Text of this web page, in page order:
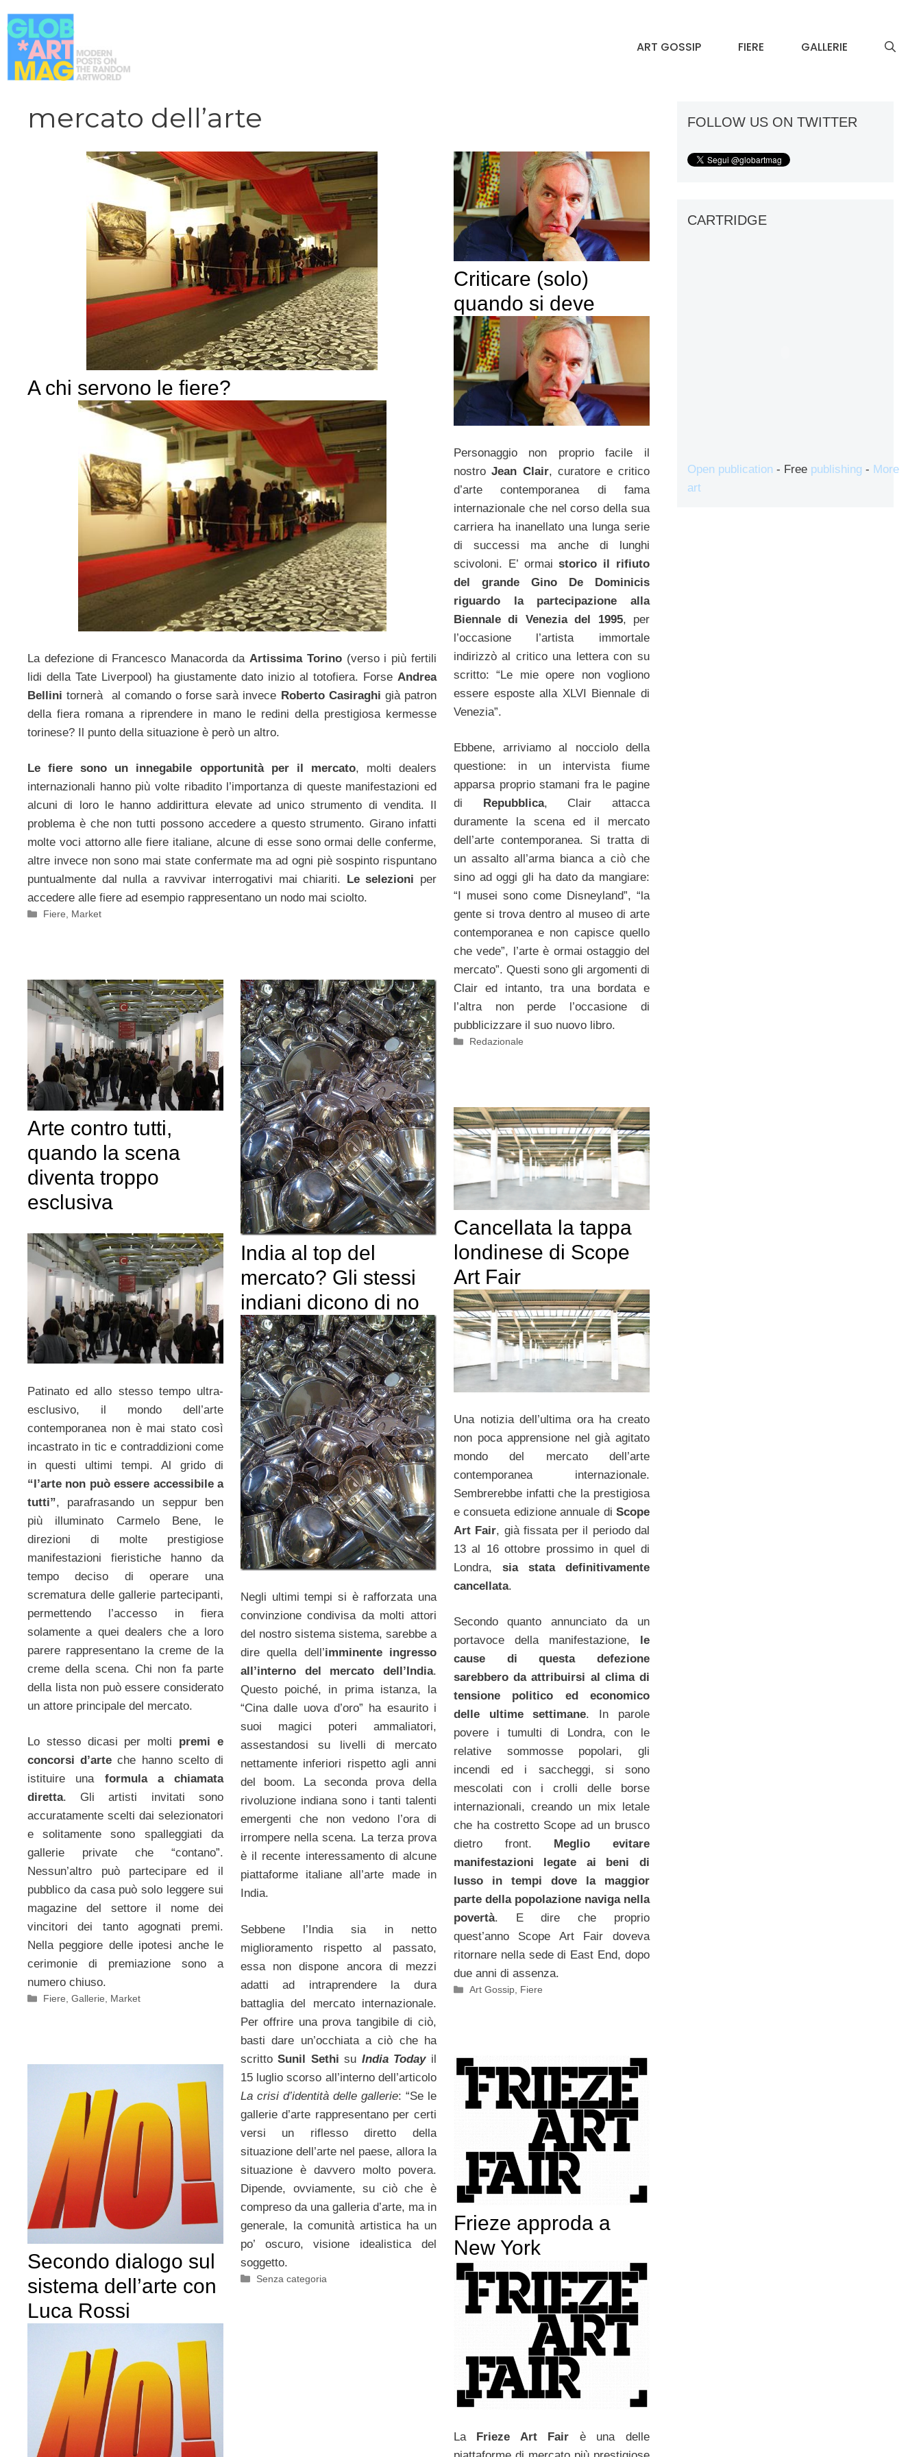
al
contenuto
ART GOSSIP FIERE GALLERIE
mercato dell’arte
A chi servono le fiere?
La defezione di Francesco Manacorda da Artissima Torino(verso i più fertili
lidi della Tate Liverpool) ha giustamente dato inizio al totofiera. Forse Andrea
Bellini tornerà al comando o forse sarà invece Roberto Casiraghi già patron
della fiera romana a riprendere in mano le redini della prestigiosa kermesse
torinese? Il punto della situazione è però un altro.
Le fiere sono un innegabile opportunità per il mercato, molti dealers
internazionali hanno più volte ribadito l’importanza di queste manifestazioni ed
alcuni di loro le hanno addirittura elevate ad unico strumento di vendita. Il
problema è che non tutti possono accedere a questo strumento. Girano infatti
molte voci attorno alle fiere italiane, alcune di esse sono ormai delle conferme,
altre invece non sono mai state confermate ma ad ogni piè sospinto rispuntano
puntualmente dal nulla a ravvivar interrogativi mai chiariti.
Le selezioni per
accedere alle fiere ad esempio rappresentano un nodo mai sciolto.
Categorie
Fiere, Market
Criticare (solo)
quando si deve
Personaggio non proprio facile il
nostroJean Clair, curatore e critico
d’arte contemporanea di fama
internazionale che nel corso della sua
carriera ha inanellato una lunga serie
di successi ma anche di lunghi
scivoloni. E’ ormaistorico il rifiuto
del grande Gino De Dominicis
riguardo la partecipazione alla
Biennale di Venezia del 1995, per
l’occasione l’artista immortale
indirizzò al critico una lettera con su
scritto: “Le mie opere non vogliono
essere esposte alla XLVI Biennale di
Venezia”.
Ebbene, arriviamo al nocciolo della
questione: in un intervista fiume
apparsa proprio stamani fra le pagine
di
Repubblica, Clair attacca
duramente la scena ed il mercato
dell’arte contemporanea. Si tratta di
un assalto all’arma bianca a ciò che
sino ad oggi gli ha dato da mangiare:
“I musei sono come Disneyland”, “la
gente si trova dentro al museo di arte
contemporanea e non capisce quello
che vede”, l’arte è ormai ostaggio del
mercato”. Questi sono gli argomenti di
Clair ed intanto, tra una bordata e
l’altra non perde l’occasione di
pubblicizzare il suo nuovo libro.
Categorie
Redazionale
Arte contro tutti,
quando la scena
diventa troppo
esclusiva
Patinato ed allo stesso tempo ultra-
esclusivo, il mondo dell’arte
contemporanea non è mai stato così
incastrato in tic e contraddizioni come
in questi ultimi tempi. Al grido di
“l’arte non può essere accessibile a
tutti”, parafrasando un seppur ben
più illuminato Carmelo Bene, le
direzioni di molte prestigiose
manifestazioni fieristiche hanno da
tempo deciso di operare una
scrematura delle gallerie partecipanti,
permettendo l’accesso in fiera
solamente a quei dealers che a loro
parere rappresentano la creme de la
creme della scena. Chi non fa parte
della lista non può essere considerato
un attore principale del mercato.
Lo stesso dicasi per molti premi e
concorsi d’arte che hanno scelto di
istituire una formula a chiamata
diretta. Gli artisti invitati sono
accuratamente scelti dai selezionatori
e solitamente sono spalleggiati da
gallerie private che “contano”.
Nessun’altro può partecipare ed il
pubblico da casa può solo leggere sui
magazine del settore il nome dei
vincitori dei tanto agognati premi.
Nella peggiore delle ipotesi anche le
cerimonie di premiazione sono a
numero chiuso.
Categorie
Fiere,Gallerie, Market
India al top del
mercato? Gli stessi
indiani dicono di no
Negli ultimi tempi si è rafforzata una
convinzione condivisa da molti attori
del nostro sistema sistema, sarebbe a
dire quella dell’imminente ingresso
all’interno del mercato dell’India.
Questo poiché, in prima istanza, la
“Cina dalle uova d’oro” ha esaurito i
suoi magici poteri ammaliatori,
assestandosi su livelli di mercato
nettamente inferiori rispetto agli anni
del boom. La seconda prova della
rivoluzione indiana sono i tanti talenti
emergenti che non vedono l’ora di
irrompere nella scena. La terza prova
è il recente interessamento di alcune
piattaforme italiane all’arte made in
India.
Sebbene l’India sia in netto
miglioramento rispetto al passato,
essa non dispone ancora di mezzi
adatti ad intraprendere la dura
battaglia del mercato internazionale.
Per offrire una prova tangibile di ciò,
basti dare un’occhiata a ciò che ha
scrittoSunil Sethi su India Todayil
15 luglio scorso all’interno dell’articolo
La crisi d’identità delle gallerie: “Se le
gallerie d’arte rappresentano per certi
versi un riflesso diretto della
situazione dell’arte nel paese, allora la
situazione è davvero molto povera.
Dipende, ovviamente, su ciò che è
compreso da una galleria d’arte, ma in
generale, la comunità artistica ha un
po’ oscuro, visione idealistica del
soggetto.
Categorie
Senza categoria
Cancellata la tappa
londinese di Scope
Art Fair
Una notizia dell’ultima ora ha creato
non poca apprensione nel già agitato
mondo del mercato dell’arte
contemporanea internazionale.
Sembrerebbe infatti che la prestigiosa
e consueta edizione annuale di Scope
Art Fair, già fissata per il periodo dal
13 al 16 ottobre prossimo in quel di
Londra, sia stata definitivamente
cancellata.
Secondo quanto annunciato da un
portavoce della manifestazione, le
cause di questa defezione
sarebbero da attribuirsi al clima di
tensione politico ed economico
delle ultime settimane. In parole
povere i tumulti di Londra, con le
relative sommosse popolari, gli
incendi ed i saccheggi, si sono
mescolati con i crolli delle borse
internazionali, creando un mix letale
che ha costretto Scope ad un brusco
dietro front.
Meglio evitare
manifestazioni legate ai beni di
lusso in tempi dove la maggior
parte della popolazione naviga nella
povertà. E dire che proprio
quest’anno Scope Art Fair doveva
ritornare nella sede di East End, dopo
due anni di assenza.
Categorie
Art Gossip, Fiere
Frieze approda a
New York
La Frieze Art Fair è una delle
Secondo dialogo sul
sistema dell’arte con
Luca Rossi
FOLLOW US ON TWITTER
CARTRIDGE
Open publication - Free publishing - More
art